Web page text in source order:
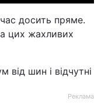
досить пряме.
цих жахливих
від шин і відчутні
Реклама